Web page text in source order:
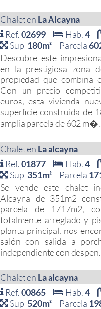
Chalet en La Alcayna
Ref.02699 Hab.4
Sup. 180m² Parcela
Descubre este
en la prestigiosa zona
propiedad que combina
Con un precio
euros, esta vivienda
superficie construida de
amplia parcela de 602
Chalet en La alcayna
Ref.01877 Hab.4
Sup. 351m² Parcela
Se vende este chalet
Alcayna de 351m2
parcela de 1717m2,
totalmente arreglado y
planta principal, nos
salón con salida a
independiente con
Chalet en La alcayna
Ref.00865 Hab.4
Sup. 520m² Parcela